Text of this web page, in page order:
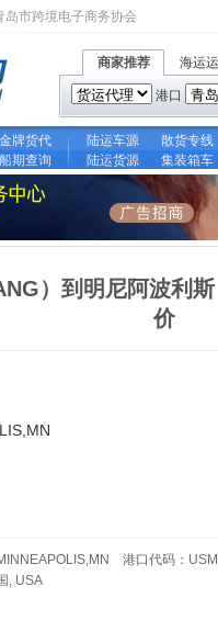
岛市跨境电子商务协会
商家推荐 海运
港口
金牌货代 陆运车源 散货专线
船期查询 陆运货源 集装箱车
）到明尼阿波利
价
港口代码：
, USA